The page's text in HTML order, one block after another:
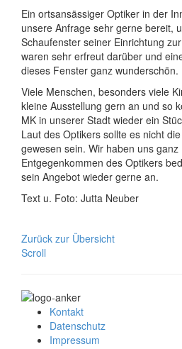
Ein ortsansässiger Optiker in der
unsere Anfrage sehr gerne bereit,
Schaufenster seiner Einrichtung
waren sehr erfreut darüber und
dieses Fenster ganz wunderschön.
Viele Menschen, besonders viele
kleine Ausstellung gern an und so
MK in unserer Stadt wieder ein
Laut des Optikers sollte es nicht
gewesen sein. Wir haben uns
Entgegenkommen des Optikers
sein Angebot wieder gerne an.
Text u. Foto: Jutta Neuber
Zurück zur Übersicht
Scroll
Kontakt
Datenschutz
Impressum